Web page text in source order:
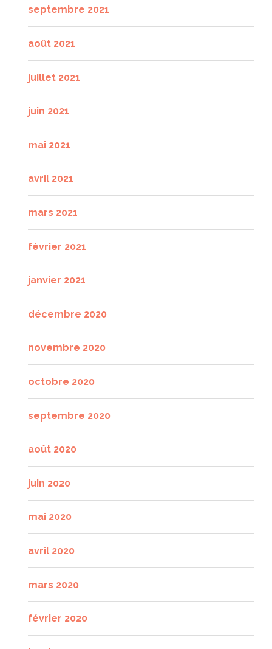
septembre 2021
août 2021
juillet 2021
juin 2021
mai 2021
avril 2021
mars 2021
février 2021
janvier 2021
décembre 2020
novembre 2020
octobre 2020
septembre 2020
août 2020
juin 2020
mai 2020
avril 2020
mars 2020
février 2020